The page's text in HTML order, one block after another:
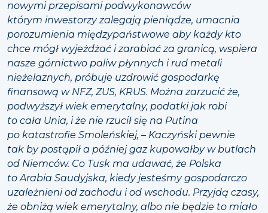
nowymi przepisami podwykonawców
którym inwestorzy zalegają pieniądze, umacnia
porozumienia międzypaństwowe aby każdy kto
chce mógł wyjeżdżać i zarabiać za granicą, wspiera
nasze górnictwo paliw płynnych i rud metali
nieżelaznych, próbuje uzdrowić gospodarkę
finansową w NFZ, ZUS, KRUS. Można zarzucić że,
podwyższył wiek emerytalny, podatki jak robi
to cała Unia, i że nie rzucił się na Putina
po katastrofie Smoleńskiej, – Kaczyński pewnie
tak by postąpił a później gaz kupowałby w butlach
od Niemców. Co Tusk ma udawać, że Polska
to Arabia Saudyjska, kiedy jesteśmy gospodarczo
uzależnieni od zachodu i od wschodu. Przyjdą czasy,
że obniżą wiek emerytalny, albo nie będzie to miało